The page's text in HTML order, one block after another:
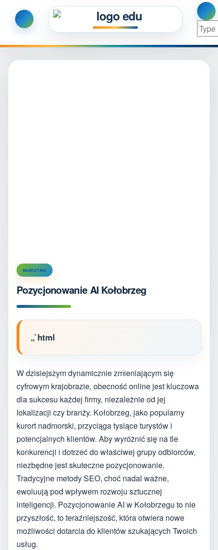
MARKETING
Pozycjonowanie AI Kołobrzeg
„`html
W dzisiejszym dynamicznie zmieniającym się
cyfrowym krajobrazie, obecność online jest kluczowa
dla sukcesu każdej firmy, niezależnie od jej
lokalizacji czy branży. Kołobrzeg, jako popularny
kurort nadmorski, przyciąga tysiące turystów i
potencjalnych klientów. Aby wyróżnić się na tle
konkurencji i dotrzeć do właściwej grupy odbiorców,
niezbędne jest skuteczne pozycjonowanie.
Tradycyjne metody SEO, choć nadal ważne,
ewoluują pod wpływem rozwoju sztucznej
inteligencji. Pozycjonowanie AI w Kołobrzegu to nie
przyszłość, to teraźniejszość, która otwiera nowe
możliwości dotarcia do klientów szukających Twoich
usług.